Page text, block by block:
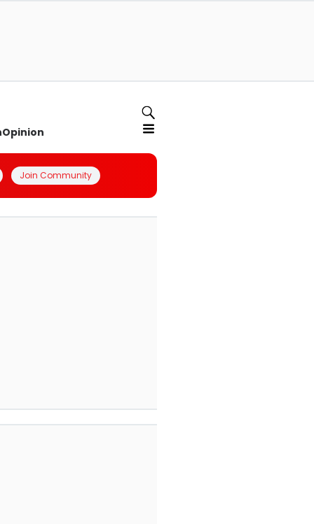
Opinion
Join Community